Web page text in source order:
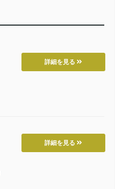
詳細を見る
詳細を見る